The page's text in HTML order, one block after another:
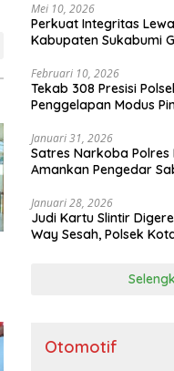
Mei 10, 2026
Perkuat Integritas
Kabupaten Sukabumi
Februari 10, 2026
Tekab 308 Presisi
Penggelapan Modus
Januari 31, 2026
Satres Narkoba
Amankan Pengedar
Januari 28, 2026
Judi Kartu Slintir
Way Sesah, Polsek
Otomotif